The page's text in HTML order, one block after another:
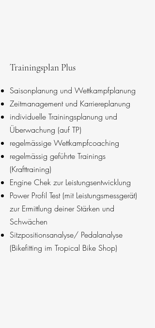
Trainingsplan Plus
Saisonplanung und Wettkampfplanung
Zeitmanagement und Karriereplanung
individuelle Trainingsplanung und
Überwachung (auf TP)
regelmässige Wettkampfcoaching
regelmässig geführte Trainings
(Krafttraining)
Engine Chek zur Leistungsentwicklung
Power Profil Test (mit Leistungsmessgerät)
zur Ermittlung deiner Stärken und
Schwächen
Sitzpositionsanalyse/ Pedalanalyse
(Bikefitting im Tropical Bike Shop)